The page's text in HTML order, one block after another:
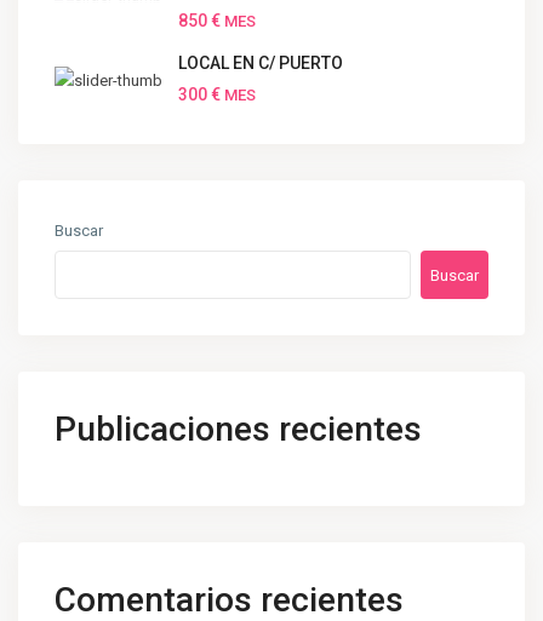
850 € MES
LOCAL EN C/ PUERTO
300 € MES
Buscar
Buscar
Publicaciones recientes
Comentarios recientes